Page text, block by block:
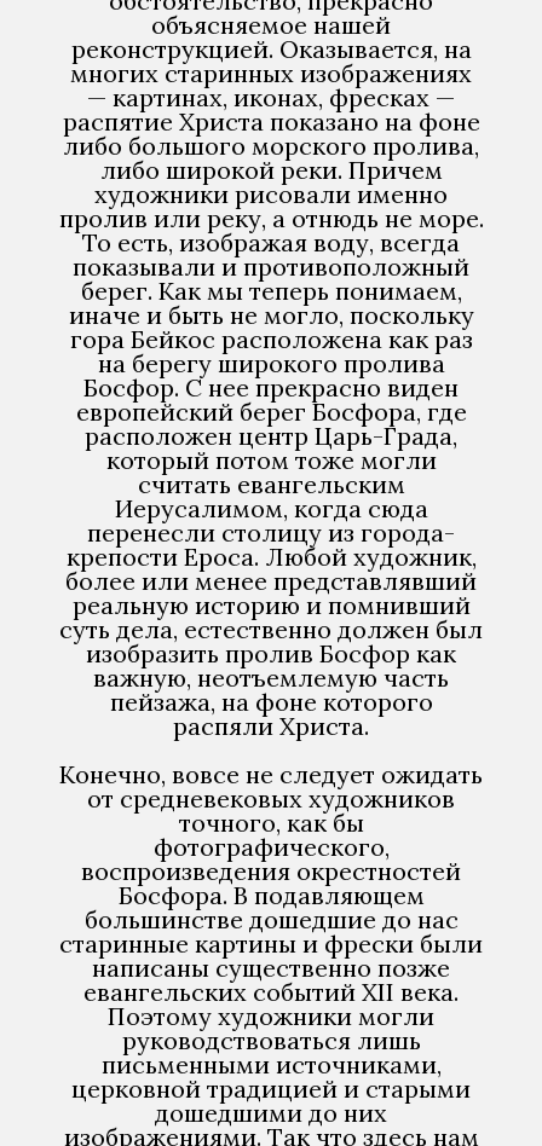
объясняемое нашей
реконструкцией. Оказывается, на
многих старинных изображениях
— картинах, иконах, фресках —
распятие Христа показано на фоне
либо большого морского пролива,
либо широкой реки. Причем
художники рисовали именно
пролив или реку, а отнюдь не море.
То есть, изображая воду, всегда
показывали и противоположный
берег. Как мы теперь понимаем,
иначе и быть не могло, поскольку
гора Бейкос расположена как раз
на берегу широкого пролива
Босфор. С нее прекрасно виден
европейский берег Босфора, где
расположен центр Царь-Града,
который потом тоже могли
считать евангельским
Иерусалимом, когда сюда
перенесли столицу из города-
крепости Ероса. Любой художник,
более или менее представлявший
реальную историю и помнивший
суть дела, естественно должен был
изобразить пролив Босфор как
важную, неотъемлемую часть
пейзажа, на фоне которого
распяли Христа.
Конечно, вовсе не следует ожидать
от средневековых художников
точного, как бы
фотографического,
воспроизведения окрестностей
Босфора. В подавляющем
большинстве дошедшие до нас
старинные картины и фрески были
написаны существенно позже
евангельских событий XII века.
Поэтому художники могли
руководствоваться лишь
письменными источниками,
церковной традицией и старыми
дошедшими до них
изображениями. Так что здесь нам